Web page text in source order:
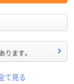
ります。
て見る